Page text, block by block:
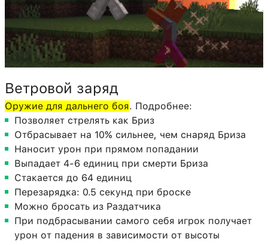
Ветровой заряд
Оружие для дальнего боя. Подробнее:
Позволяет стрелять как Бриз
Отбрасывает на 10% сильнее, чем снаряд Бриза
Наносит урон при прямом попадании
Выпадает 4-6 единиц при смерти Бриза
Стакается до 64 единиц
Перезарядка: 0.5 секунд при броске
Можно бросать из Раздатчика
При подбрасывании самого себя игрок получает
урон от падения в зависимости от высоты